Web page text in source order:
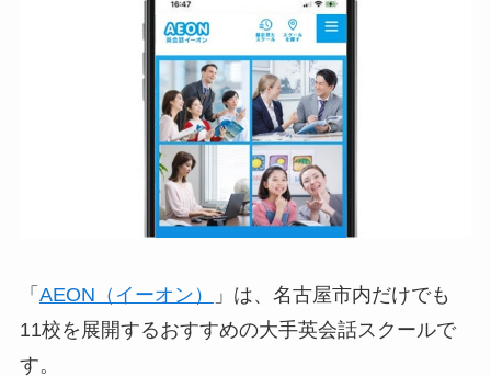
「 AEON（イーオン）
」は、名古屋市内だけでも
11校を展開するおすすめの大手英会話スクールで
す。